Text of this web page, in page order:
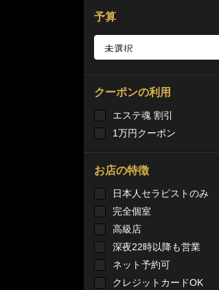
予算
クーポンの利用
エステ魂 割引
1万円クーポン
お店の特徴
日本人セラピストのみ
完全個室
高級店
深夜22時以降も営業
ネット予約可
クレジットカードOK